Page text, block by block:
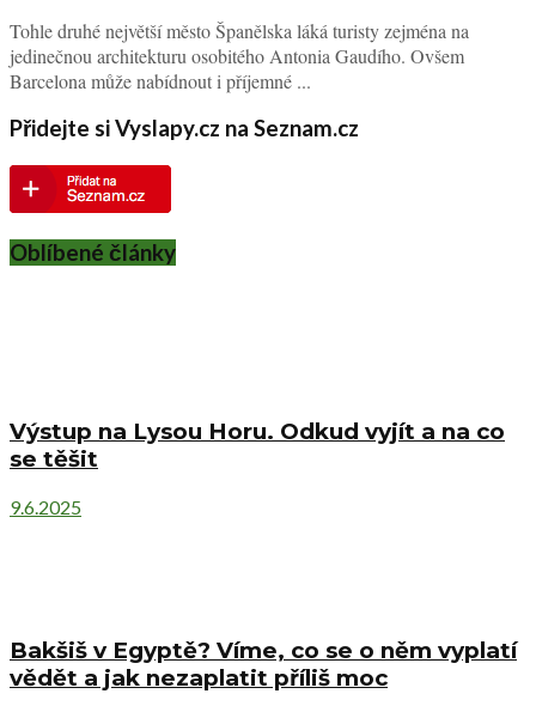
Tohle druhé největší město Španělska láká turisty zejména na
jedinečnou architekturu osobitého Antonia Gaudího. Ovšem
Barcelona může nabídnout i příjemné ...
Přidejte si Vyslapy.cz na Seznam.cz
Oblíbené články
Výstup na Lysou Horu. Odkud vyjít a na co
se těšit
9.6.2025
Bakšiš v Egyptě? Víme, co se o něm vyplatí
vědět a jak nezaplatit příliš moc